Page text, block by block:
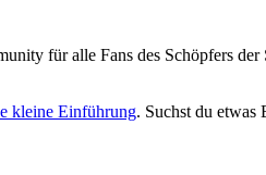
für alle Fans des Schöpfers
kleine Einführung. Suchst du etwas